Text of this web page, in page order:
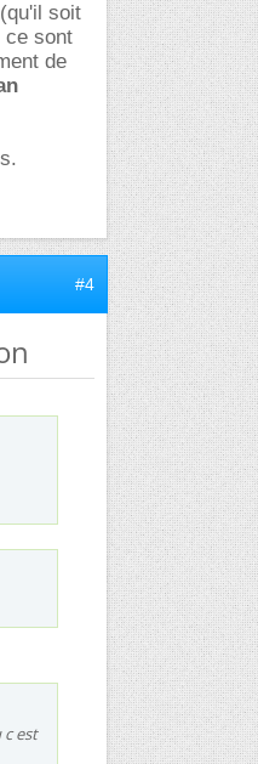
soit
ce sont
de
#4
est